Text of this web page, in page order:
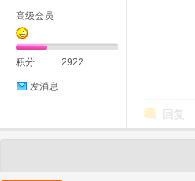
高级会员
积分 2922
发消息
回复